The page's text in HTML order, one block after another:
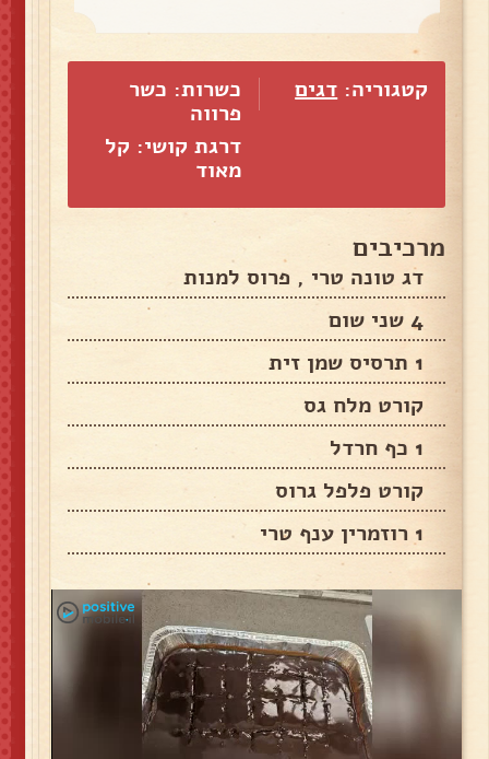
קטגוריה: דגים
כשרות: כשר
פרווה
דרגת קושי: קל
מאוד
מרכיבים
דג טונה טרי , פרוס למנות
4 שני שום
1 תרסיס שמן זית
קורט מלח גס
1 כף חרדל
קורט פלפל גרוס
1 רוזמרין ענף טרי